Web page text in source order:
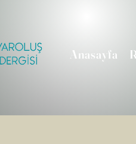
Anasayfa